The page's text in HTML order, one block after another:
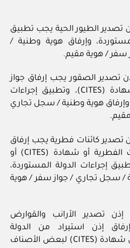
تصدير الطيور الحية يجب تطبيق
وإرفاق هوية وطنية /
سفر / هوية مقيم.
تصدير الصقور يجب إرفاق جواز
سفر للصقر أو شهادة (CITES)، وتطبيق إجراءات
وإرفاق هوية وطنية / سجل تجاري
تصدير كائنات فطرية يجب إرفاق
جواز سفر للكائنات الفطرية أو شهادة (CITES) أو
إجراءات الدولة المستوردة،
/ سجل تجاري / جواز سفر / هوية
تصدير الأرانب والقوارض
إذن استيراد من الدولة
المستوردة، وإرفاق شهادة (CITES) لبعض الأصناف